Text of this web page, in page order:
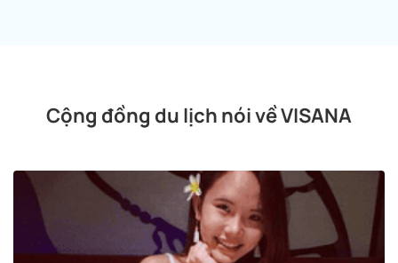
Cộng đồng du lịch nói về VISANA